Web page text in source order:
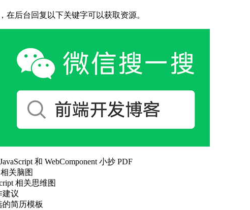
在后台回复以下关键字可以获取资源。
和 WebComponent 小抄 PDF
关脑图
相关思维图
建议
简历模板